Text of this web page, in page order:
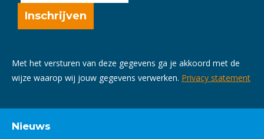
Met het versturen van deze gegevens ga je akkoord met de
wijze waarop wij jouw gegevens verwerken. Privacy statement
Nieuws